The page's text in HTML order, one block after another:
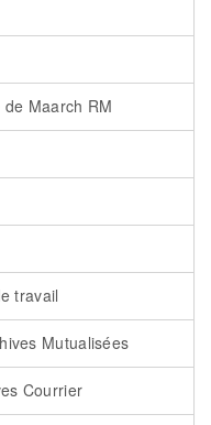
Maarch RM
travail
Mutualisées
Courrier